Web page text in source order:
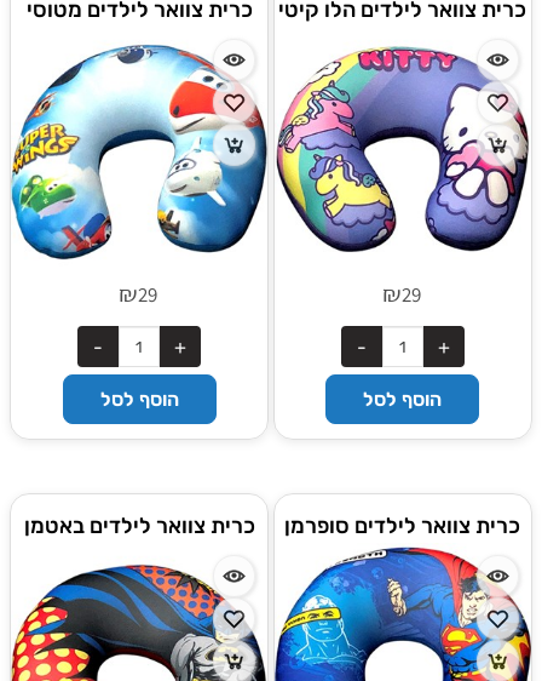
כרית צוואר לילדים הלו קיטי
₪29
הוסף לסל
כרית צוואר לילדים מטוסי
₪29
הוסף לסל
כרית צוואר לילדים סופרמן כרית צוואר לילדים באטמן